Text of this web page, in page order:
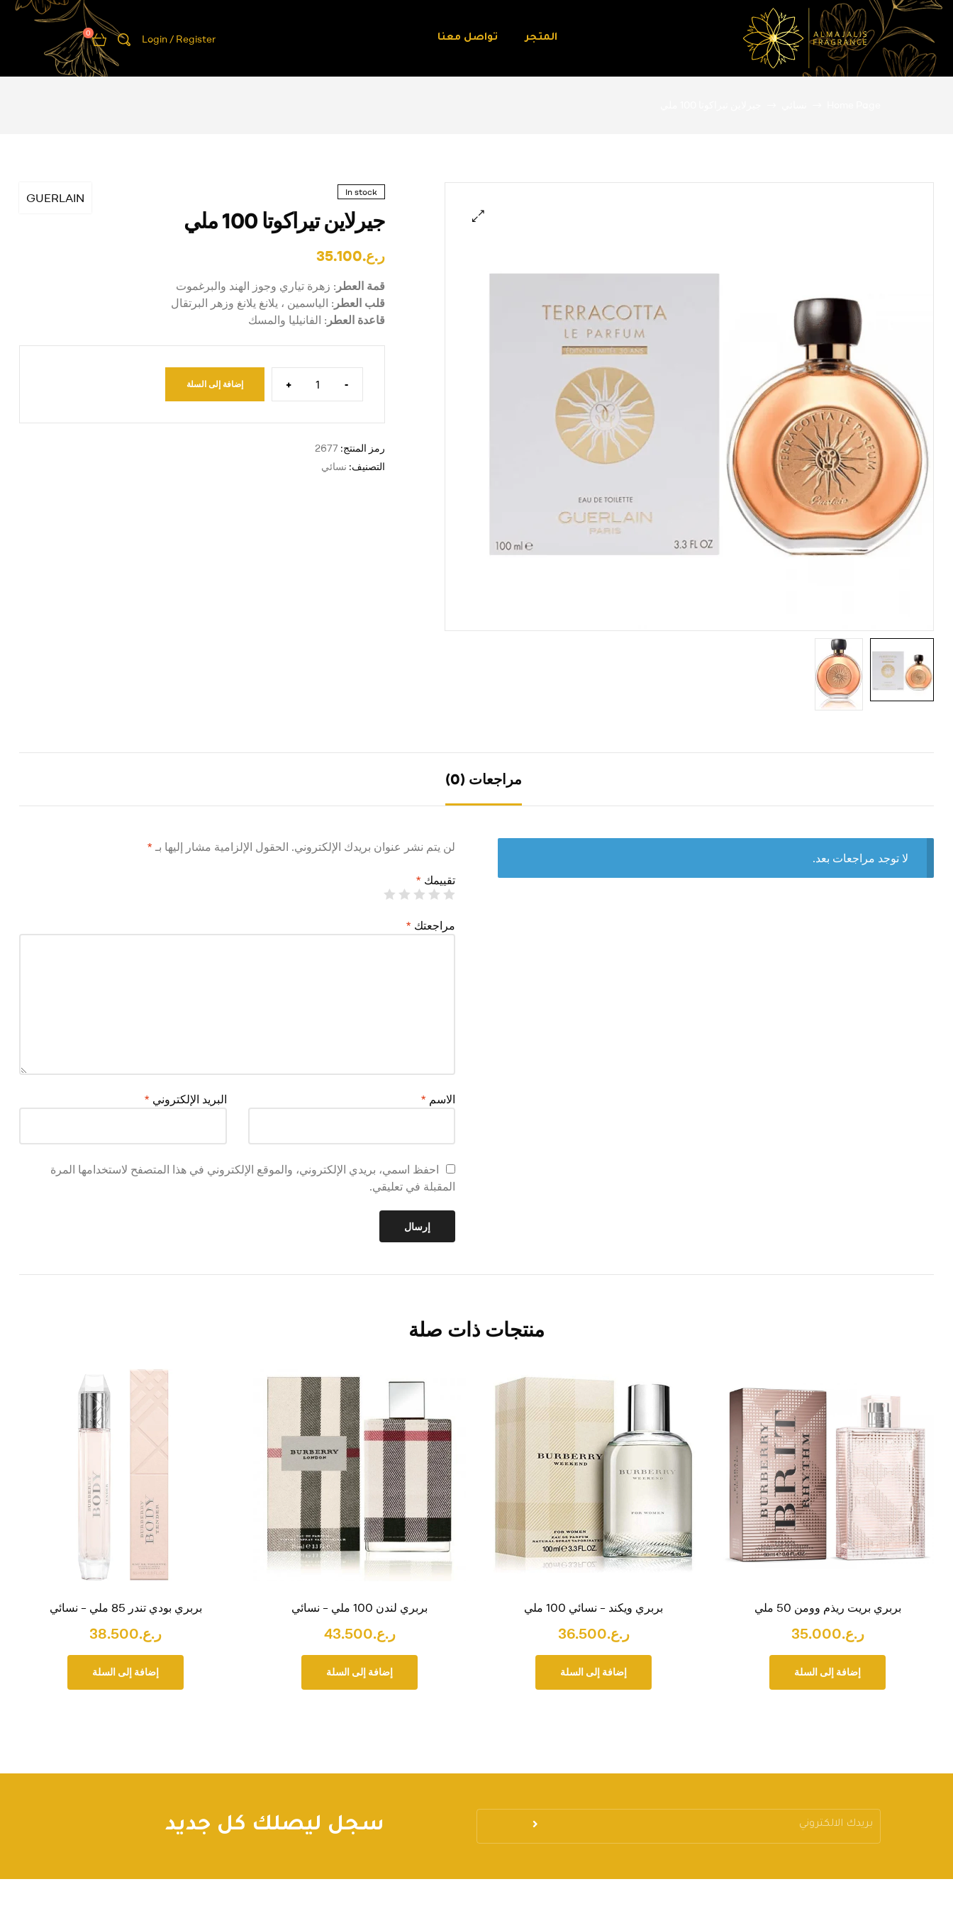
المجالس
المتجر تواصل معنا Login / Register
0
GUERLAIN In stock
جيرلاين تيراكوتا 100 ملي
ر.ع.35.100
قمة العطر : زهرة تياري وجوز الهند والبرغموت
قلب العطر : الياسمين ، يلانغ يلانغ وزهر البرتقال
قاعدة العطر : الفانيليا والمسك
-
+ إضافة إلى السلة
رمز المنتج: 2677
التصنيف: نسائي
مراجعات (0)
لا توجد مراجعات بعد.
لن يتم نشر عنوان بريدك الإلكتروني. الحقول الإلزامية مشار إليها بـ *
تقييمك *
مراجعتك *
الاسم * البريد الإلكتروني *
احفظ اسمي، بريدي الإلكتروني، والموقع الإلكتروني في هذا المتصفح لاستخدامها المرة
المقبلة في تعليقي.
منتجات ذات صلة
بربري بريت ريذم وومن 50 ملي
ر.ع.35.000
إضافة إلى السلة
بربري ويكند – نسائي 100 ملي
ر.ع.36.500
إضافة إلى السلة
بربري لندن 100 ملي – نسائي
ر.ع.43.500
إضافة إلى السلة
بربري بودي تندر 85 ملي – نسائي
ر.ع.38.500
إضافة إلى السلة
سجل ليصلك كل جديد